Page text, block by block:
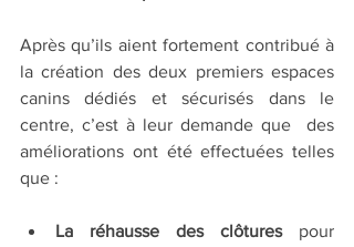
Après qu’ils aient fortement contribué à
la création des deux premiers espaces
canins dédiés et sécurisés dans le
centre, c’est à leur demande que  des
améliorations ont été effectuées telles
que :
La réhausse des clôtures pour